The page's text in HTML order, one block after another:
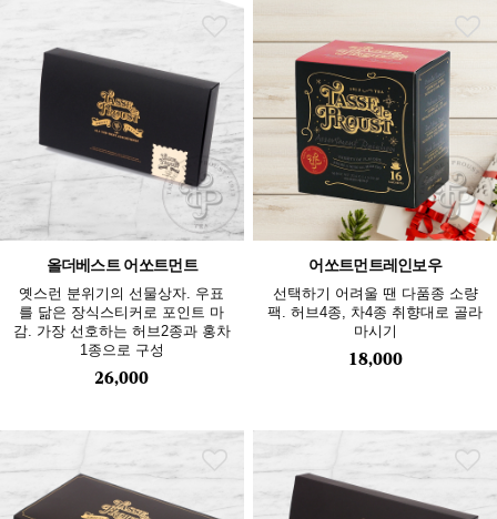
올더베스트 어쏘트먼트
옛스런 분위기의 선물상자. 우표
를 닮은 장식스티커로 포인트 마
감. 가장 선호하는 허브2종과 홍차
1종으로 구성
26,000
어쏘트먼트레인보우
선택하기 어려울 땐 다품종 소량
팩. 허브4종, 차4종 취향대로 골라
마시기
18,000